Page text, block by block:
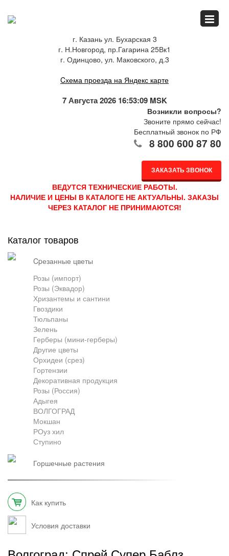
г. Казань ул. Бухарская 3
г. Н.Новгород, пр.Гагарина 25Вк1
г. Одинцово, ул. Маковского, д.3
Cхема проезда на Яндекс карте
7 Августа 2026 16:53:09 MSK
Возникли вопросы?
Звоните прямо сейчас!
Бесплатный звонок по РФ
8 800 600 87 80
ЗАКАЗАТЬ ЗВОНОК
Спец.предложения
Как купить
Доставка
Контакты
Франшиза
ВЕДУТСЯ ТЕХНИЧЕСКИЕ РАБОТЫ.
НАЛИЧИЕ И ЦЕНЫ В КАТАЛОГЕ НЕ АКТУАЛЬНЫ. ЗАКАЗЫ
ЧЕРЕЗ КАТАЛОГ НЕ ПРИНИМАЮТСЯ!
Каталог товаров
cpезанные цветы
Розы (импорт)
Розы (Эквадор)
Хризантемы и сантини
Гвоздики
Тюльпаны
Зелень
Герберы (мини-герберы)
Другие цветы
Орхидеи (срез)
Гортензии
Декоративная продукция
Розы (Россия)
Адыгея
ВОЛГОГРАД
Мокшан
РОуз хил
Ступино
горшечные растения
Как купить
Условия доставки